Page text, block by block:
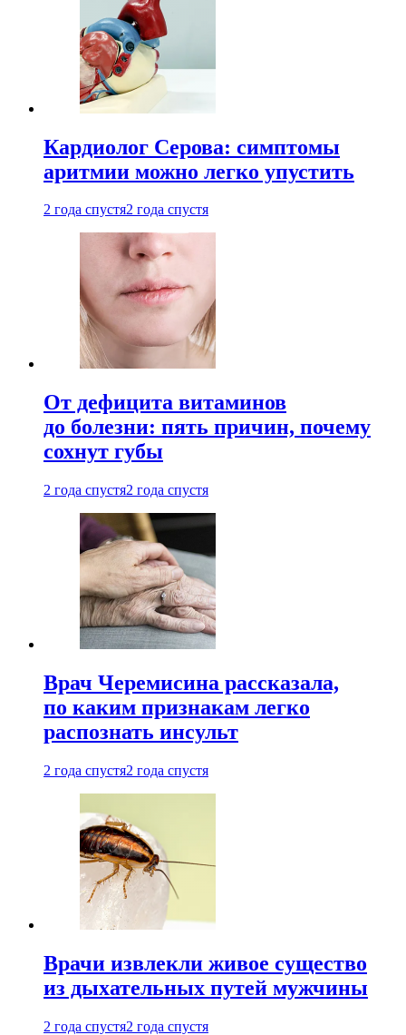
Кардиолог Серова: симптомы
аритмии можно легко упустить
2 года спустя2 года спустя
От дефицита витаминов
до болезни: пять причин, почему
сохнут губы
2 года спустя2 года спустя
Врач Черемисина рассказала,
по каким признакам легко
распознать инсульт
2 года спустя2 года спустя
Врачи извлекли живое существо
из дыхательных путей мужчины
2 года спустя2 года спустя